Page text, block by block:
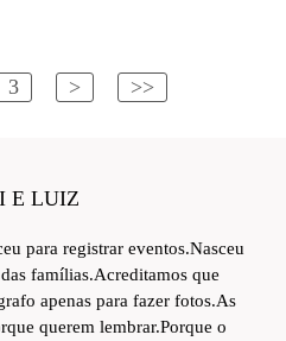
3 > >>
E LUIZ
para registrar eventos.Nasceu
famílias.Acreditamos que
apenas para fazer fotos.As
querem lembrar.Porque o